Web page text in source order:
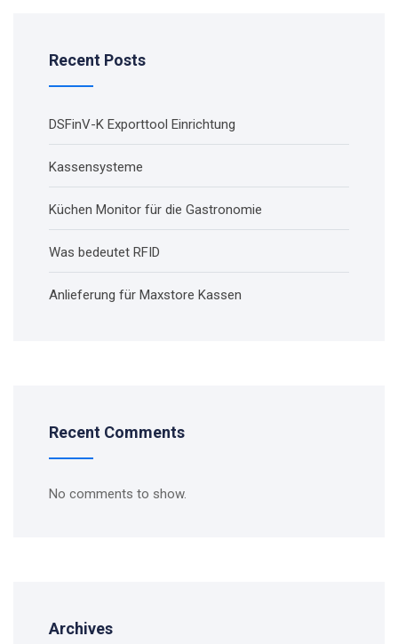
Recent Posts
DSFinV-K Exporttool Einrichtung
Kassensysteme
Küchen Monitor für die Gastronomie
Was bedeutet RFID
Anlieferung für Maxstore Kassen
Recent Comments
No comments to show.
Archives